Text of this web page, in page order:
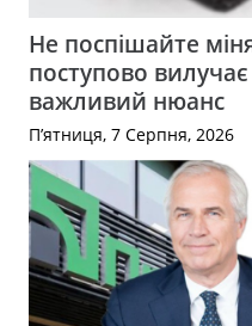
Не поспішайте
поступово вилучає
важливий нюанс
П’ятниця, 7 Серпня, 2026